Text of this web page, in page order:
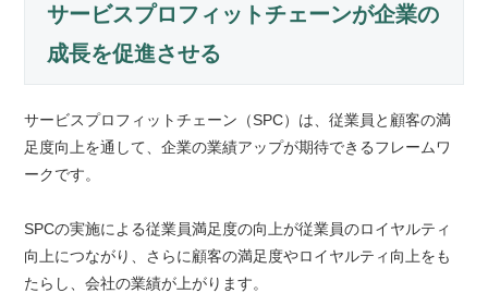
サービスプロフィットチェーンが企業の
成長を促進させる
サービスプロフィットチェーン（SPC）は、従業員と顧客の満
足度向上を通して、企業の業績アップが期待できるフレームワ
ークです。
SPCの実施による従業員満足度の向上が従業員のロイヤルティ
向上につながり、さらに顧客の満足度やロイヤルティ向上をも
たらし、会社の業績が上がります。